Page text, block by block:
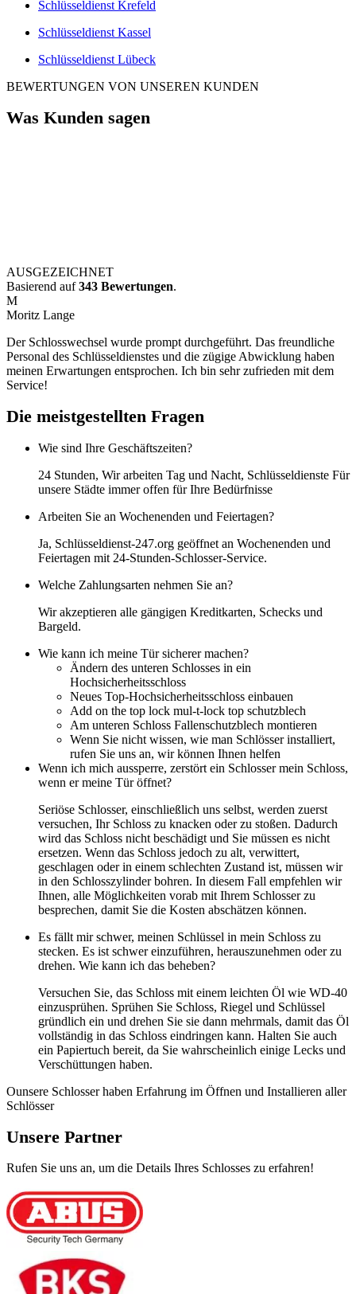
Schlüsseldienst Krefeld
Schlüsseldienst Kassel
Schlüsseldienst Lübeck
BEWERTUNGEN VON UNSEREN KUNDEN
Was Kunden sagen
AUSGEZEICHNET
Basierend auf343 Bewertungen.
M
Moritz Lange
Der Schlosswechsel wurde prompt durchgeführt. Das freundliche
Personal des Schlüsseldienstes und die zügige Abwicklung haben
meinen Erwartungen entsprochen. Ich bin sehr zufrieden mit dem
Service!
Die meistgestellten Fragen
Wie sind Ihre Geschäftszeiten?
24 Stunden, Wir arbeiten Tag und Nacht, Schlüsseldienste Für
unsere Städte immer offen für Ihre Bedürfnisse
Arbeiten Sie an Wochenenden und Feiertagen?
Ja, Schlüsseldienst-247.org geöffnet an Wochenenden und
Feiertagen mit 24-Stunden-Schlosser-Service.
Welche Zahlungsarten nehmen Sie an?
Wir akzeptieren alle gängigen Kreditkarten, Schecks und
Bargeld.
Wie kann ich meine Tür sicherer machen?
Ändern des unteren Schlosses in ein
Hochsicherheitsschloss
Neues Top-Hochsicherheitsschloss einbauen
Add on the top lock mul-t-lock top schutzblech
Am unteren Schloss Fallenschutzblech montieren
Wenn Sie nicht wissen, wie man Schlösser installiert,
rufen Sie uns an, wir können Ihnen helfen
Wenn ich mich aussperre, zerstört ein Schlosser mein Schloss,
wenn er meine Tür öffnet?
Seriöse Schlosser, einschließlich uns selbst, werden zuerst
versuchen, Ihr Schloss zu knacken oder zu stoßen. Dadurch
wird das Schloss nicht beschädigt und Sie müssen es nicht
ersetzen. Wenn das Schloss jedoch zu alt, verwittert,
geschlagen oder in einem schlechten Zustand ist, müssen wir
in den Schlosszylinder bohren. In diesem Fall empfehlen wir
Ihnen, alle Möglichkeiten vorab mit Ihrem Schlosser zu
besprechen, damit Sie die Kosten abschätzen können.
Es fällt mir schwer, meinen Schlüssel in mein Schloss zu
stecken. Es ist schwer einzuführen, herauszunehmen oder zu
drehen. Wie kann ich das beheben?
Versuchen Sie, das Schloss mit einem leichten Öl wie WD-40
einzusprühen. Sprühen Sie Schloss, Riegel und Schlüssel
gründlich ein und drehen Sie sie dann mehrmals, damit das Öl
vollständig in das Schloss eindringen kann. Halten Sie auch
ein Papiertuch bereit, da Sie wahrscheinlich einige Lecks und
Verschüttungen haben.
Ounsere Schlosser haben Erfahrung im Öffnen und Installieren aller
Schlösser
Unsere Partner
Rufen Sie uns an, um die Details Ihres Schlosses zu erfahren!